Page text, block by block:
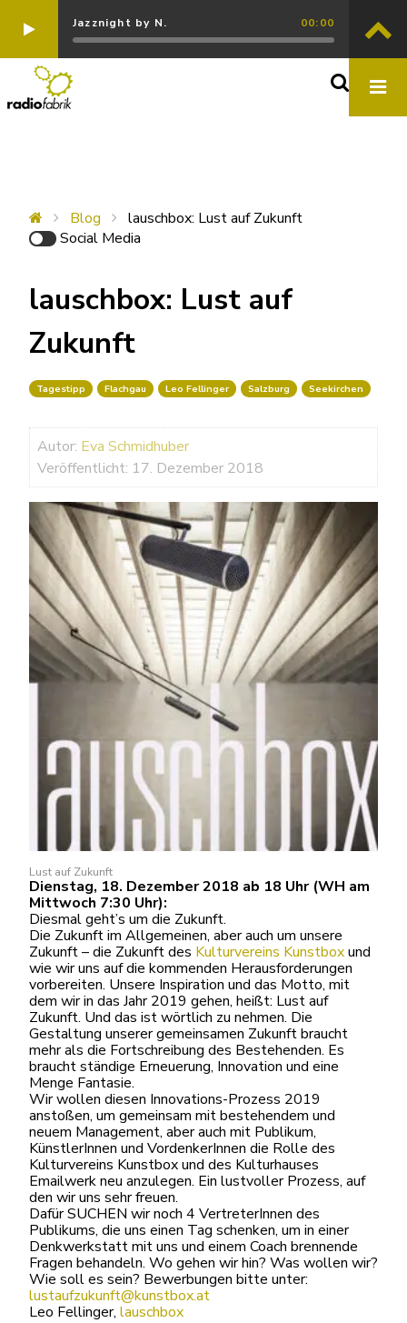
Jazznight by N. 00:00
Blog
lauschbox: Lust auf Zukunft
Social Media
lauschbox: Lust auf
Zukunft
Tagestipp Flachgau Leo Fellinger Salzburg Seekirchen
Autor: Eva Schmidhuber
Veröffentlicht: 17. Dezember 2018
Lust auf Zukunft
Dienstag, 18. Dezember 2018 ab 18 Uhr (WH am
Mittwoch 7:30 Uhr):
Diesmal geht’s um die Zukunft.
Die Zukunft im Allgemeinen, aber auch um unsere
Zukunft – die Zukunft des Kulturvereins Kunstboxund
wie wir uns auf die kommenden Herausforderungen
vorbereiten. Unsere Inspiration und das Motto, mit
dem wir in das Jahr 2019 gehen, heißt: Lust auf
Zukunft. Und das ist wörtlich zu nehmen. Die
Gestaltung unserer gemeinsamen Zukunft braucht
mehr als die Fortschreibung des Bestehenden. Es
braucht ständige Erneuerung, Innovation und eine
Menge Fantasie.
Wir wollen diesen Innovations-Prozess 2019
anstoßen, um gemeinsam mit bestehendem und
neuem Management, aber auch mit Publikum,
KünstlerInnen und VordenkerInnen die Rolle des
Kulturvereins Kunstbox und des Kulturhauses
Emailwerk neu anzulegen. Ein lustvoller Prozess, auf
den wir uns sehr freuen.
Dafür SUCHEN wir noch 4 VertreterInnen des
Publikums, die uns einen Tag schenken, um in einer
Denkwerkstatt mit uns und einem Coach brennende
Fragen behandeln. Wo gehen wir hin? Was wollen wir?
Wie soll es sein? Bewerbungen bitte unter:
lustaufzukunft@kunstbox.at
Leo Fellinger, lauschbox